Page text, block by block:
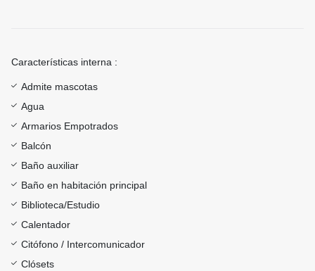
Características interna :
Admite mascotas
Agua
Armarios Empotrados
Balcón
Baño auxiliar
Baño en habitación principal
Biblioteca/Estudio
Calentador
Citófono / Intercomunicador
Clósets